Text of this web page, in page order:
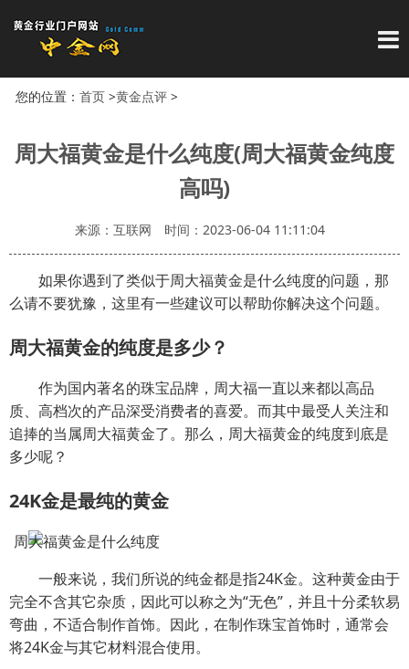
导
您的位置： 首页>黄金点评>
周大福黄金是什么纯度(周大福黄金纯度
高吗)
来源：互联网 时间：2023-06-04 11:11:04
如果你遇到了类似于周大福黄金是什么纯度的问题，那
么请不要犹豫，这里有一些建议可以帮助你解决这个问题。
周大福黄金的纯度是多少？
作为国内著名的珠宝品牌，周大福一直以来都以高品
质、高档次的产品深受消费者的喜爱。而其中最受人关注和
追捧的当属周大福黄金了。那么，周大福黄金的纯度到底是
多少呢？
24K金是最纯的黄金
一般来说，我们所说的纯金都是指24K金。这种黄金由于
完全不含其它杂质，因此可以称之为“无色”，并且十分柔软易
弯曲，不适合制作首饰。因此，在制作珠宝首饰时，通常会
将24K金与其它材料混合使用。